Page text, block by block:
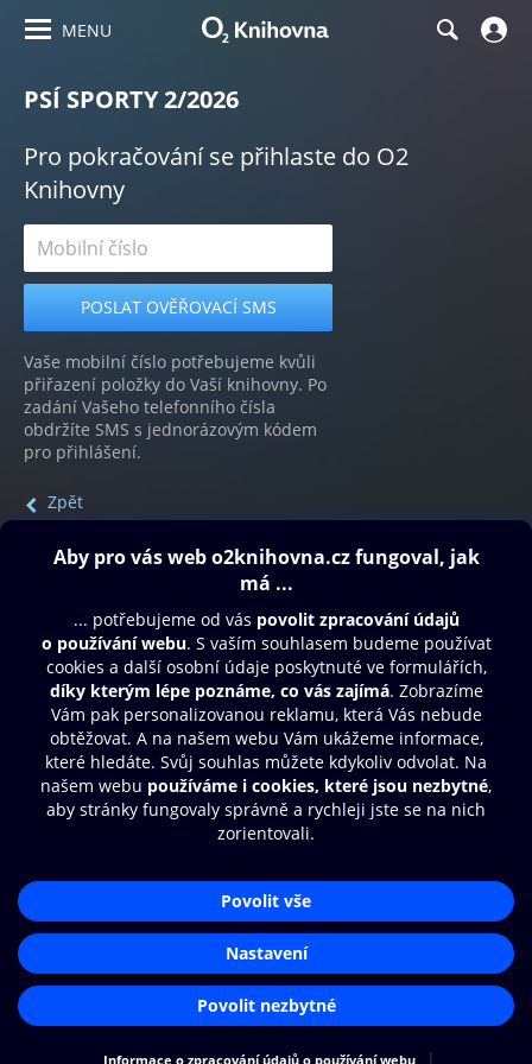
MENU
PSÍ SPORTY 2/2026
Pro pokračování se přihlaste do O2
Knihovny
Vaše mobilní číslo potřebujeme kvůli
přiřazení položky do Vaší knihovny. Po
zadání Vašeho telefonního čísla
obdržíte SMS s jednorázovým kódem
pro přihlášení.
Zpět
Obsah ke stažení
Moje O2 Knihovna
Další zábava
© O2 Czech Republic a.s.
Přístupnost
Zásady zpracování osobních údajů
Nastavení cookies
Aplikace O2 Knihovna
Čti a poslouchej své e-knihy a
audioknihy rychleji a pohodlněji.